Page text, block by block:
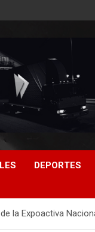
DEPORTES
la Expoactiva